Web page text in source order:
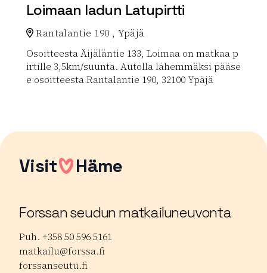
Loimaan ladun Latupirtti
Rantalantie 190 , Ypäjä
Osoitteesta Äijäläntie 133, Loimaa on matkaa p
irtille 3,5km/suunta. Autolla lähemmäksi pääse
e osoitteesta Rantalantie 190, 32100 Ypäjä
Visit Häme
Forssan seudun matkailuneuvonta
Puh. +358 50 596 5161
matkailu@forssa.fi
forssanseutu.fi